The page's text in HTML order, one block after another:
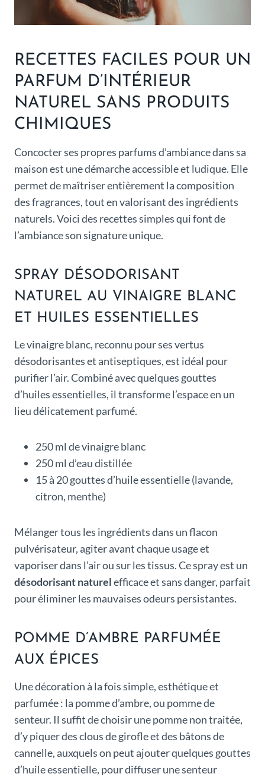
RECETTES FACILES POUR UN
PARFUM D’INTÉRIEUR
NATUREL SANS PRODUITS
CHIMIQUES
Concocter ses propres parfums d’ambiance dans sa
maison est une démarche accessible et ludique. Elle
permet de maîtriser entièrement la composition
des fragrances, tout en valorisant des ingrédients
naturels. Voici des recettes simples qui font de
l’ambiance son signature unique.
SPRAY DÉSODORISANT
NATUREL AU VINAIGRE BLANC
ET HUILES ESSENTIELLES
Le vinaigre blanc, reconnu pour ses vertus
désodorisantes et antiseptiques, est idéal pour
purifier l’air. Combiné avec quelques gouttes
d’huiles essentielles, il transforme l’espace en un
lieu délicatement parfumé.
250 ml de vinaigre blanc
250 ml d’eau distillée
15 à 20 gouttes d’huile essentielle (lavande,
citron, menthe)
Mélanger tous les ingrédients dans un flacon
pulvérisateur, agiter avant chaque usage et
vaporiser dans l’air ou sur les tissus. Ce spray est un
désodorisant naturelefficace et sans danger, parfait
pour éliminer les mauvaises odeurs persistantes.
POMME D’AMBRE PARFUMÉE
AUX ÉPICES
Une décoration à la fois simple, esthétique et
parfumée : la pomme d’ambre, ou pomme de
senteur. Il suffit de choisir une pomme non traitée,
d’y piquer des clous de girofle et des bâtons de
cannelle, auxquels on peut ajouter quelques gouttes
d’huile essentielle, pour diffuser une senteur